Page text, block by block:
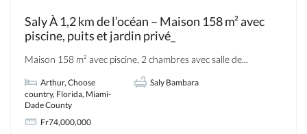
Saly À 1,2 km de l’océan – Maison 158 m² avec
piscine, puits et jardin privé_
Maison 158 m² avec piscine, 2 chambres avec salle de...
Arthur, Choose
country, Florida, Miami-
Dade County
Saly Bambara
Fr74,000,000